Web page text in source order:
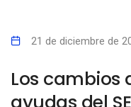
21 de diciembre de
Los cambios